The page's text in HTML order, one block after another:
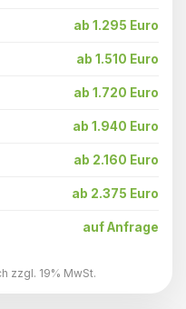
ab 1.295 Euro
ab 1.510 Euro
ab 1.720 Euro
ab 1.940 Euro
ab 2.160 Euro
ab 2.375 Euro
auf Anfrage
zzgl. 19% MwSt.